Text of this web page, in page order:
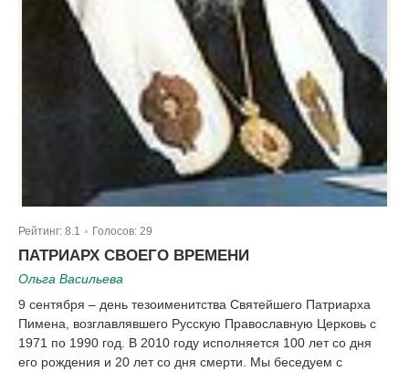
Рейтинг: 8.1 Голосов: 29
ПАТРИАРХ СВОЕГО ВРЕМЕНИ
Ольга Васильева
9 сентября – день тезоименитства Святейшего Патриарха
Пимена, возглавлявшего Русскую Православную Церковь с
1971 по 1990 год. В 2010 году исполняется 100 лет со дня
его рождения и 20 лет со дня смерти. Мы беседуем с